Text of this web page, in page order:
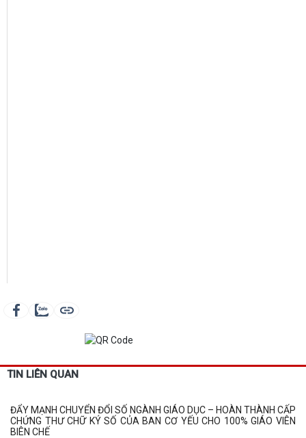
TIN LIÊN QUAN
ĐẨY MẠNH CHUYỂN ĐỔI SỐ NGÀNH GIÁO DỤC – HOÀN THÀNH CẤP
CHỨNG THƯ CHỮ KÝ SỐ CỦA BAN CƠ YẾU CHO 100% GIÁO VIÊN
BIÊN CHẾ